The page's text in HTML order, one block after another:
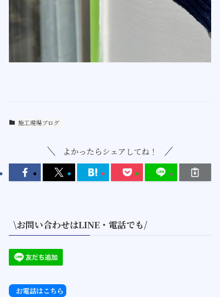
施工現場ブログ
よかったらシェアしてね！
\お問い合わせはLINE・電話でも/
お電話はこちら